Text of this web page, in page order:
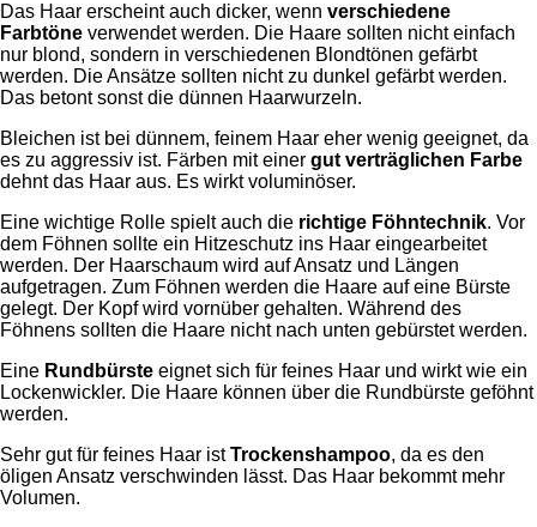
Das Haar erscheint auch dicker, wenn verschiedene
Farbtöne verwendet werden. Die Haare sollten nicht einfach
nur blond, sondern in verschiedenen Blondtönen gefärbt
werden. Die Ansätze sollten nicht zu dunkel gefärbt werden.
Das betont sonst die dünnen Haarwurzeln.
Bleichen ist bei dünnem, feinem Haar eher wenig geeignet, da
es zu aggressiv ist. Färben mit einer gut verträglichen Farbe
dehnt das Haar aus. Es wirkt voluminöser.
Eine wichtige Rolle spielt auch die richtige Föhntechnik. Vor
dem Föhnen sollte ein Hitzeschutz ins Haar eingearbeitet
werden. Der Haarschaum wird auf Ansatz und Längen
aufgetragen. Zum Föhnen werden die Haare auf eine Bürste
gelegt. Der Kopf wird vornüber gehalten. Während des
Föhnens sollten die Haare nicht nach unten gebürstet werden.
Eine Rundbürste eignet sich für feines Haar und wirkt wie ein
Lockenwickler. Die Haare können über die Rundbürste geföhnt
werden.
Sehr gut für feines Haar istTrockenshampoo, da es den
öligen Ansatz verschwinden lässt. Das Haar bekommt mehr
Volumen.